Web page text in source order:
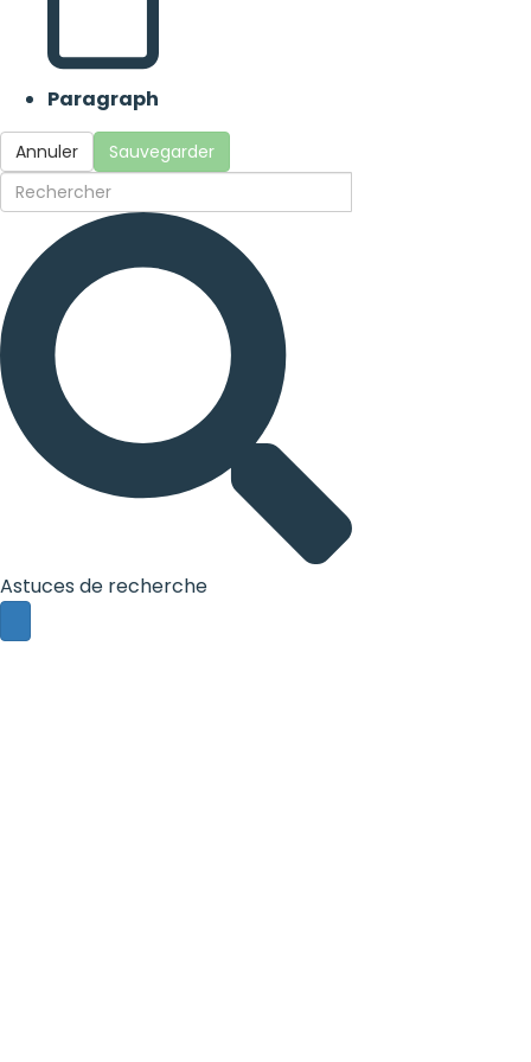
Paragraph
Annuler Sauvegarder
Astuces de recherche